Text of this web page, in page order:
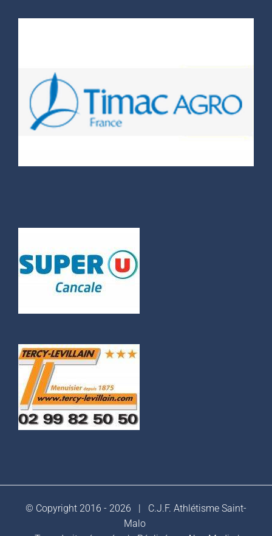
© Copyright 2016 - 2026 | C.J.F. Athlétisme Saint-
Malo